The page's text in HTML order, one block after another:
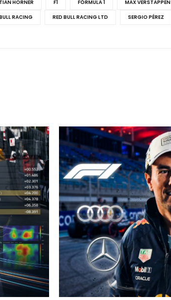
HORNER F1 FÓRMULA 1 MAX VERSTAPPEN
RACING RED BULL RACING LTD SERGIO PÉREZ